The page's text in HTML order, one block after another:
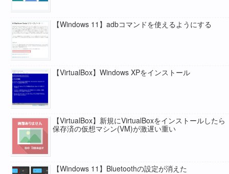
【Windows 11】adbコマンドを使えるようにする
【VirtualBox】Windows XPをインストール
【VirtualBox】新規にVirtualBoxをインストールしたら
保存済の仮想マシン(VM)が激遅い重い
【Windows 11】Bluetoothの設定が消えた